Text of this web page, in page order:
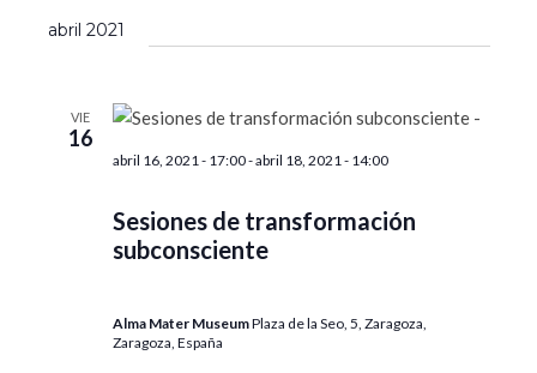
abril 2021
VIE
16
Sesiones de transformación
subconsciente
abril 16, 2021 - 17:00-abril 18, 2021 - 14:00
Alma Mater MuseumPlaza de la Seo, 5, Zaragoza,
Zaragoza, España